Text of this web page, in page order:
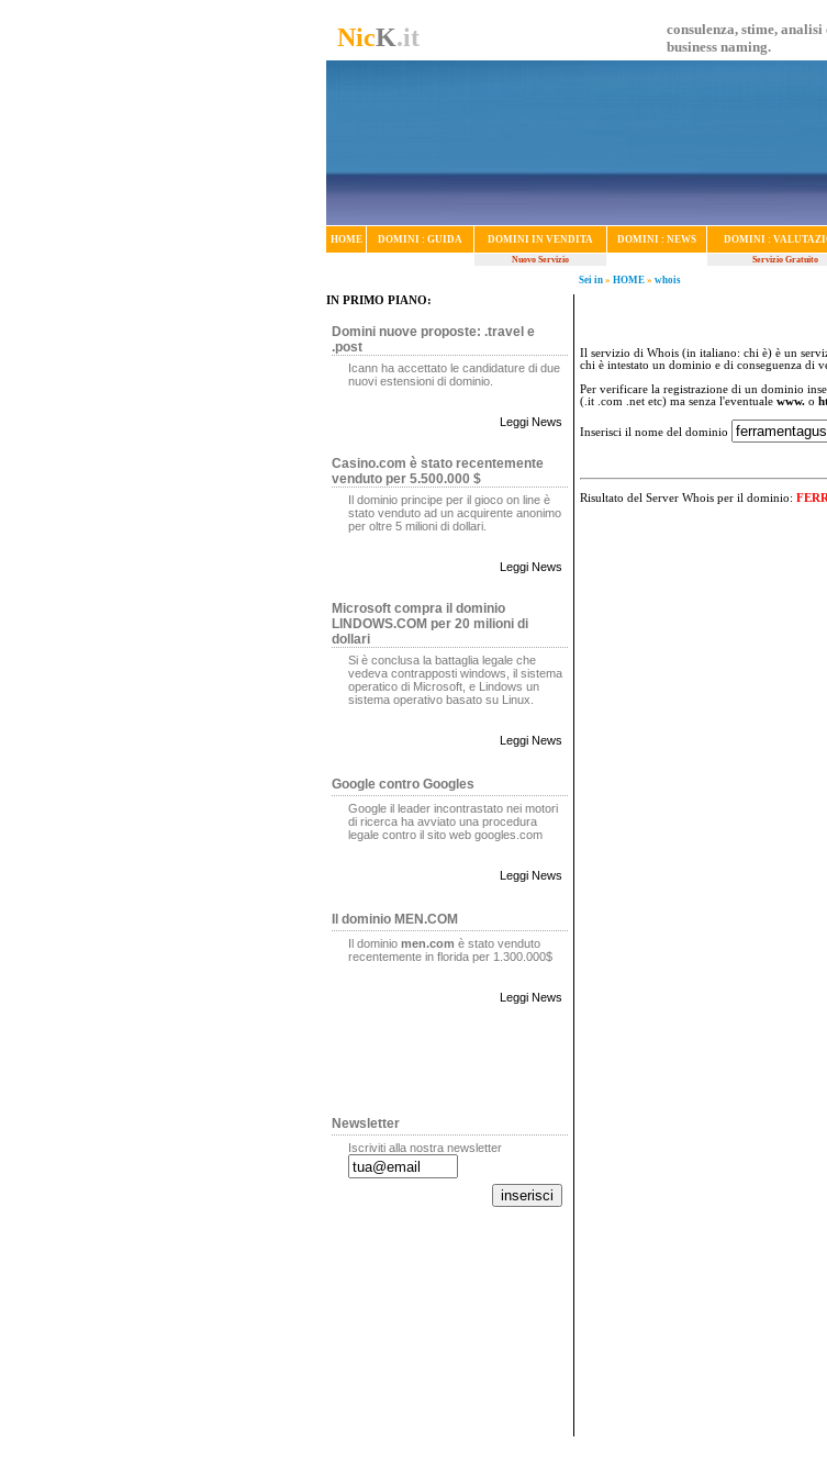
NicK.it
consulenza, stime,
business naming.
HOME DOMINI : GUIDA DOMINI IN VENDITA DOMINI : NEWS DOMINI :
Nuovo Servizio Servizio Gratuito
Sei in » HOME » whois
IN PRIMO PIANO:
Domini nuove proposte: .travel e
.post
Icann ha accettato le candidature di due
nuovi estensioni di dominio.
Leggi News
Casino.com è stato recentemente
venduto per 5.500.000 $
Il dominio principe per il gioco on line è
stato venduto ad un acquirente anonimo
per oltre 5 milioni di dollari.
Leggi News
Microsoft compra il dominio
LINDOWS.COM per 20 milioni di
dollari
Si è conclusa la battaglia legale che
vedeva contrapposti windows, il sistema
operatico di Microsoft, e Lindows un
sistema operativo basato su Linux.
Leggi News
Google contro Googles
Google il leader incontrastato nei motori
di ricerca ha avviato una procedura
legale contro il sito web googles.com
Leggi News
Il dominio MEN.COM
Il dominio men.com è stato venduto
recentemente in florida per 1.300.000$
Leggi News
Newsletter
Iscriviti alla nostra newsletter
Il servizio di Whois (in italiano: chi è) è un
chi è intestato un dominio e di conseguenza di
Per verificare la registrazione di un dominio
(.it .com .net etc) ma senza l'eventuale www. o
Inserisci il nome del dominio
Risultato del Server Whois per il dominio: